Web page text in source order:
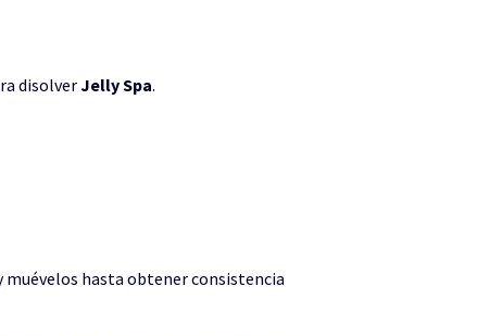
disolverJelly Spa.
muévelos hasta obtener consistencia